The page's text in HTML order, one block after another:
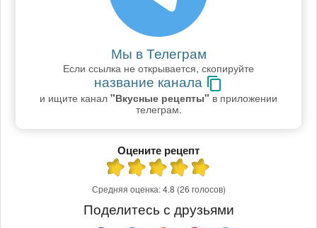
Мы в Телеграм
Если ссылка не открывается, скопируйте
название канала
и ищите канал "Вкусные рецепты" в приложении
телеграм.
Оцените рецепт
Средняя оценка:4.8 (26 голосов)
Поделитесь с друзьями